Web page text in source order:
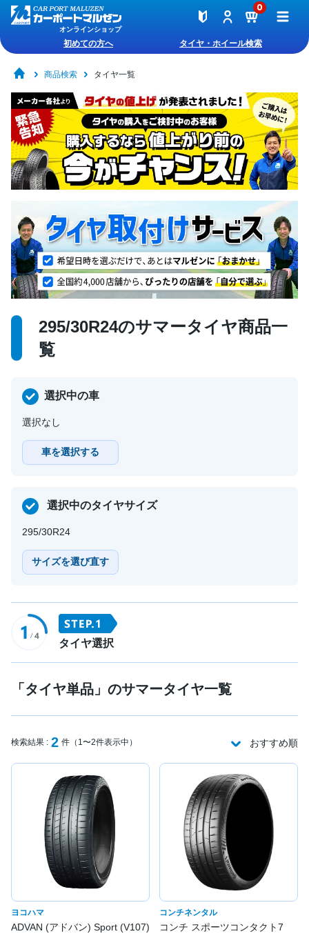
オンラインショップ
0
初めての方へ タイヤ・ホイール検索
商品検索 タイヤ一覧
295/30R24のサマータイヤ商品一
覧
選択中の車
選択なし
車を選択する
選択中のタイヤサイズ
295/30R24
サイズを選び直す
タイヤ選択
「タイヤ単品」のサマータイヤ一覧
検索結果 : 2 件（1〜2件表示中） おすすめ順
ヨコハマ
ADVAN (アドバン) Sport (V107)
コンチネンタル
コンチ スポーツコンタクト7